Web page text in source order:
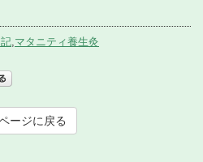
,マタニティ養生灸
ージに戻る